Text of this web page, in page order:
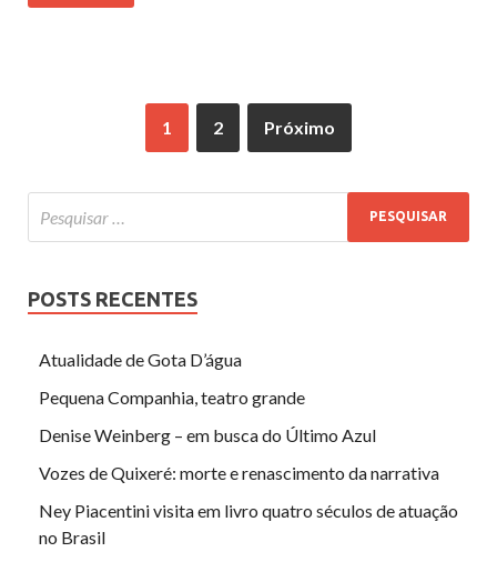
1 2 Próximo
POSTS RECENTES
Atualidade de Gota D’água
Pequena Companhia, teatro grande
Denise Weinberg – em busca do Último Azul
Vozes de Quixeré: morte e renascimento da narrativa
Ney Piacentini visita em livro quatro séculos de atuação
no Brasil